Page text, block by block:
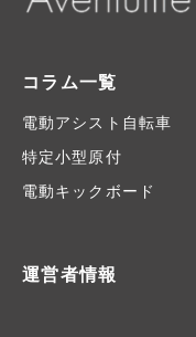
コラム一覧
電動アシスト自転車
特定小型原付
電動キックボード
運営者情報